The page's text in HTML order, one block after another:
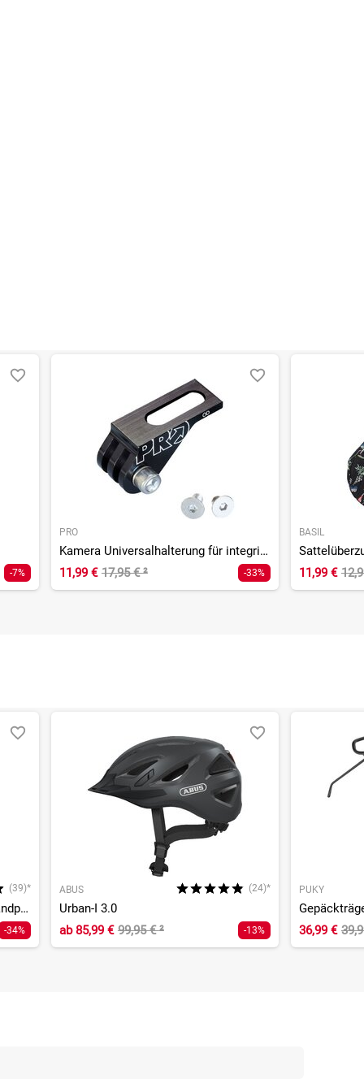
-7%
PRO
Kamera Universalhalterung für integrierte Sattelhalterung
11,99 € 17,95 €² -33%
BASIL
11,99 €
(39)*
Airkompressor Compact 10.0 Standpumpe
-34%
ABUS (24)*
Urban-I 3.0
ab85,99 € 99,95 €² -13%
PUKY
36,99 €